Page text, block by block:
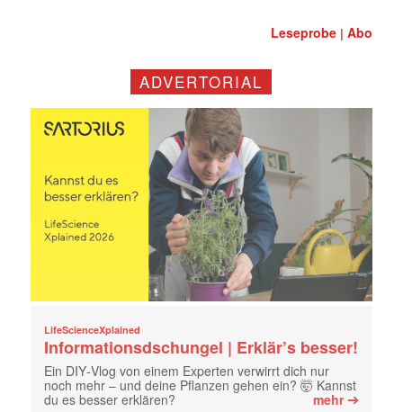
Leseprobe |Abo
ADVERTORIAL
LifeScienceXplained
Informationsdschungel | Erklär’s besser!
Ein DIY‑Vlog von einem Experten verwirrt dich nur
noch mehr – und deine Pflanzen gehen ein? 🤯 Kannst
du es besser erklären?
mehr➔